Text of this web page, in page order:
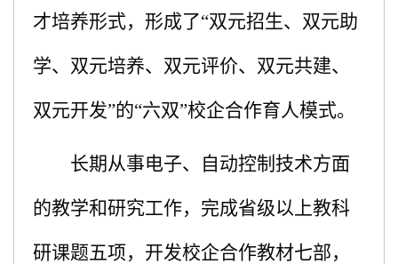
才培养形式， 形成了“双元招生、双元助
学、双元培养、双元评价、双元共建、
双元开发”的“六双”校企合作育人模式。
长期从事电子、自动控制技术方面
的教学和研究工作，完成省级以上教科
研课题五项，开发校企合作教材七部，